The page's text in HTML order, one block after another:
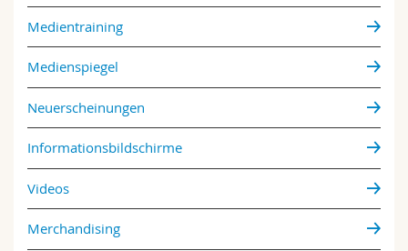
Medientraining
Medienspiegel
Neuerscheinungen
Informationsbildschirme
Videos
Merchandising